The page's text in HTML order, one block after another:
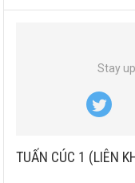
Stay
TUẤN CÚC 1 (LIÊN